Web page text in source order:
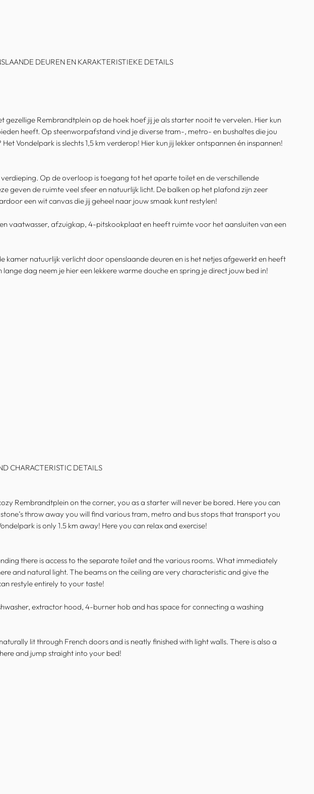
DEUREN EN KARAKTERISTIEKE DETAILS
Rembrandtplein op de hoek hoef jij je als starter nooit te vervelen. Hier kun
heeft. Op steenworpafstand vind je diverse tram-, metro- en bushaltes die jou
Vondelpark is slechts 1,5 km verderop! Hier kun jij lekker ontspannen én inspannen!
Op de overloop is toegang tot het aparte toilet en de verschillende
geven de ruimte veel sfeer en natuurlijk licht. De balken op het plafond zijn zeer
een wit canvas die jij geheel naar jouw smaak kunt restylen!
vaatwasser, afzuigkap, 4-pitskookplaat en heeft ruimte voor het aansluiten van een
natuurlijk verlicht door openslaande deuren en is het netjes afgewerkt en heeft
dag neem je hier een lekkere warme douche en spring je direct jouw bed in!
CHARACTERISTIC DETAILS
Rembrandtplein on the corner, you as a starter will never be bored. Here you can
throw away you will find various tram, metro and bus stops that transport you
is only 1.5 km away! Here you can relax and exercise!
there is access to the separate toilet and the various rooms. What immediately
and natural light. The beams on the ceiling are very characteristic and give the
restyle entirely to your taste!
extractor hood, 4-burner hob and has space for connecting a washing
lit through French doors and is neatly finished with light walls. There is also a
and jump straight into your bed!